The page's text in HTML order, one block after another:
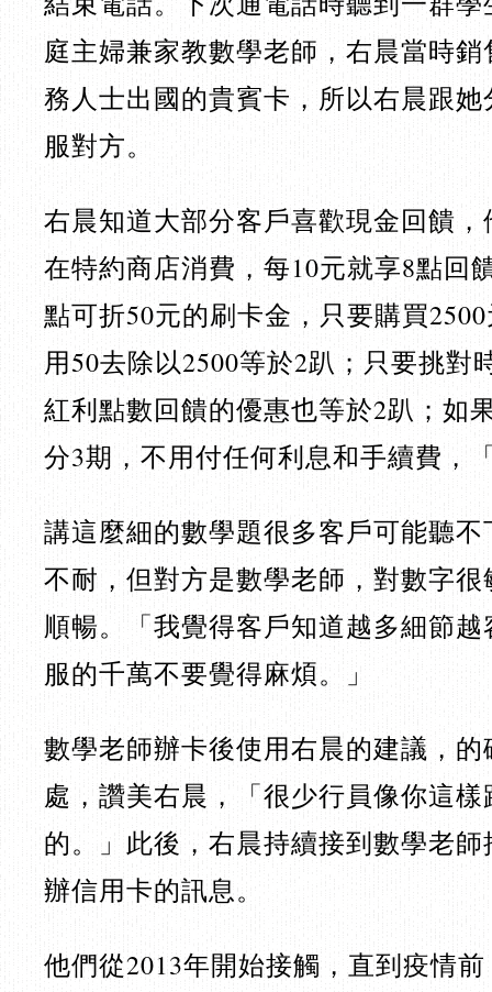
庭主婦兼家教數學老師，右晨當時
務人士出國的貴賓卡，所以右晨跟
服對方。
右晨知道大部分客戶喜歡現金回饋
在特約商店消費，每10元就享8點回
點可折50元的刷卡金，只要購買
用50去除以2500等於2趴；只要挑對
紅利點數回饋的優惠也等於2趴；如
分3期，不用付任何利息和手續費，
講這麼細的數學題很多客戶可能聽
不耐，但對方是數學老師，對數字
順暢。「我覺得客戶知道越多細節
服的千萬不要覺得麻煩。」
數學老師辦卡後使用右晨的建議，
處，讚美右晨，「很少行員像你這
的。」此後，右晨持續接到數學老
辦信用卡的訊息。
他們從2013年開始接觸，直到疫情